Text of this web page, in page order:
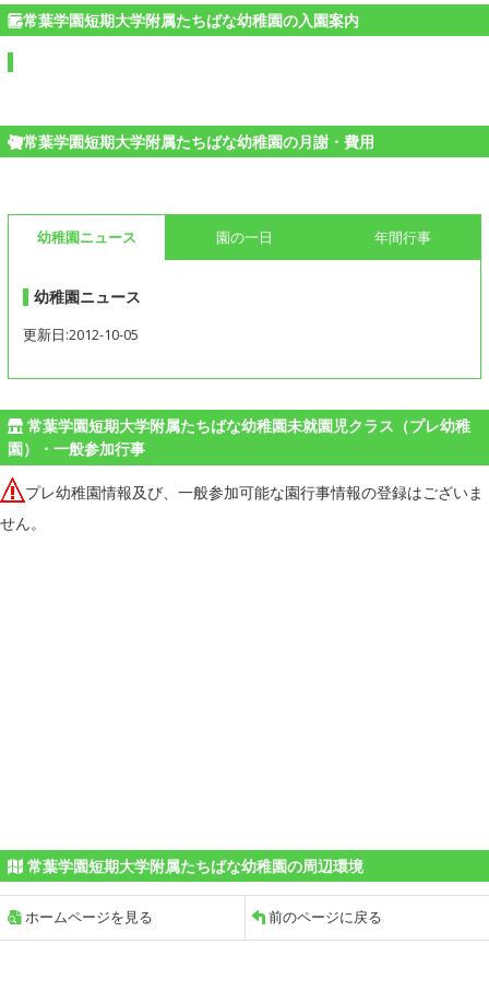
常葉学園短期大学附属たちばな幼稚園の入園案内
常葉学園短期大学附属たちばな幼稚園の月謝・費用
幼稚園ニュース 園の一日 年間行事
幼稚園ニュース
更新日:2012-10-05
常葉学園短期大学附属たちばな幼稚園未就園児クラス（プレ幼稚
園）・一般参加行事
プレ幼稚園情報及び、一般参加可能な園行事情報の登録はございま
せん。
常葉学園短期大学附属たちばな幼稚園の周辺環境
ホームページを見る 前のページに戻る